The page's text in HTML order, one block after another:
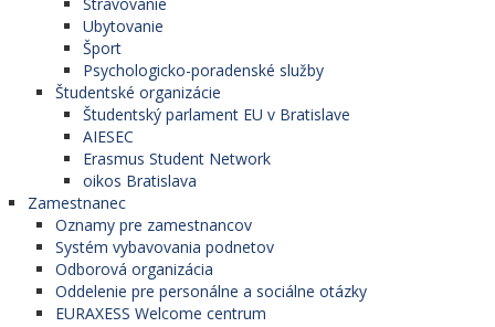
Ubytovanie
Šport
Psychologicko-poradenské služby
Študentské organizácie
Študentský parlament EU v Bratislave
AIESEC
Erasmus Student Network
oikos Bratislava
Zamestnanec
Oznamy pre zamestnancov
Systém vybavovania podnetov
Odborová organizácia
Oddelenie pre personálne a sociálne otázky
EURAXESS Welcome centrum